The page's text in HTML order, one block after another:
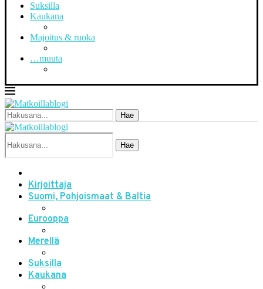
Suksilla
Kaukana
Majoitus & ruoka
…muuta
Hae
Hae
Kirjoittaja
Suomi, Pohjoismaat & Baltia
Eurooppa
Merellä
Suksilla
Kaukana